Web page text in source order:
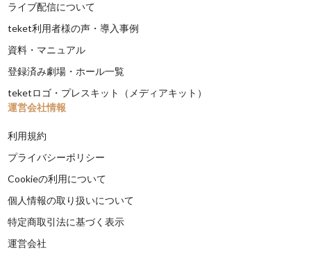
ライブ配信について
teket利用者様の声・導入事例
資料・マニュアル
登録済み劇場・ホール一覧
teketロゴ・プレスキット（メディアキット）
運営会社情報
利用規約
プライバシーポリシー
Cookieの利用について
個人情報の取り扱いについて
特定商取引法に基づく表示
運営会社